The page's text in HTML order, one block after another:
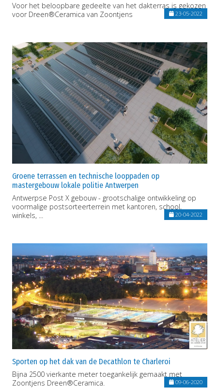
Voor het beloopbare gedeelte van het dakterras is gekozen
voor Dreen®Ceramica van Zoontjens
23-05-2022
Groene terrassen en technische looppaden op
mastergebouw lokale politie Antwerpen
Antwerpse Post X gebouw - grootschalige ontwikkeling op
voormalige postsorteerterrein met kantoren, school,
winkels, ...
20-04-2022
Sporten op het dak van de Decathlon te Charleroi
Bijna 2500 vierkante meter toegankelijk gemaakt met
Zoontjens Dreen®Ceramica.
09-06-2020